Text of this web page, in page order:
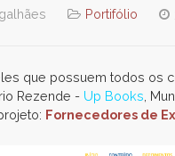
Portifólio
que possuem todos os
Rezende - Up Books ,
Fornecedores de